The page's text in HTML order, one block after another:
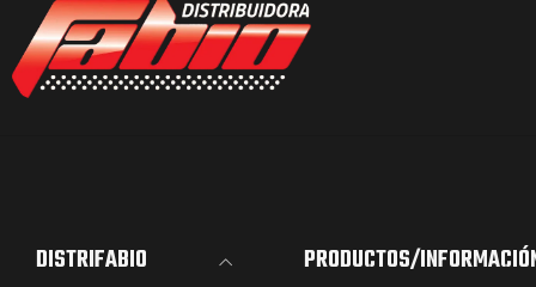
DISTRIFABIO PRODUCTOS/